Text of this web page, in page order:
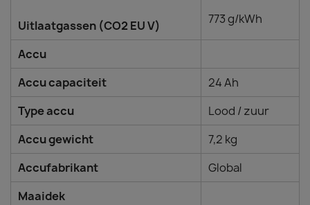
Uitlaatgassen (CO2 EU V) 773 g/kWh
Accu
Accu capaciteit
24 Ah
Type accu
Lood / zuur
Accu gewicht
7,2 kg
Accufabrikant
Global
Maaidek